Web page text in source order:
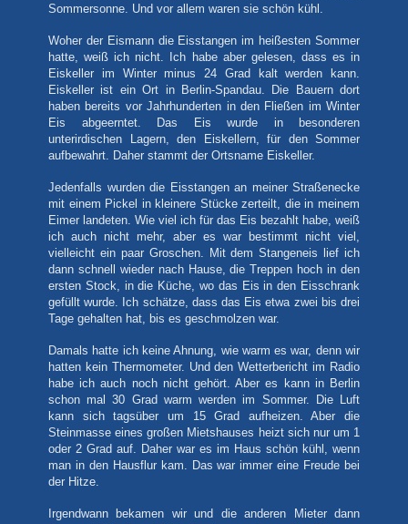
Sommersonne. Und vor allem waren sie schön kühl.
Woher der Eismann die Eisstangen im heißesten Sommer
hatte, weiß ich nicht. Ich habe aber gelesen, dass es in
Eiskeller im Winter minus 24 Grad kalt werden kann.
Eiskeller ist ein Ort in Berlin-Spandau. Die Bauern dort
haben bereits vor Jahrhunderten in den Fließen im Winter
Eis abgeerntet. Das Eis wurde in besonderen
unterirdischen Lagern, den Eiskellern, für den Sommer
aufbewahrt. Daher stammt der Ortsname Eiskeller.
Jedenfalls wurden die Eisstangen an meiner Straßenecke
mit einem Pickel in kleinere Stücke zerteilt, die in meinem
Eimer landeten. Wie viel ich für das Eis bezahlt habe, weiß
ich auch nicht mehr, aber es war bestimmt nicht viel,
vielleicht ein paar Groschen. Mit dem Stangeneis lief ich
dann schnell wieder nach Hause, die Treppen hoch in den
ersten Stock, in die Küche, wo das Eis in den Eisschrank
gefüllt wurde. Ich schätze, dass das Eis etwa zwei bis drei
Tage gehalten hat, bis es geschmolzen war.
Damals hatte ich keine Ahnung, wie warm es war, denn wir
hatten kein Thermometer. Und den Wetterbericht im Radio
habe ich auch noch nicht gehört. Aber es kann in Berlin
schon mal 30 Grad warm werden im Sommer. Die Luft
kann sich tagsüber um 15 Grad aufheizen. Aber die
Steinmasse eines großen Mietshauses heizt sich nur um 1
oder 2 Grad auf. Daher war es im Haus schön kühl, wenn
man in den Hausflur kam. Das war immer eine Freude bei
der Hitze.
Irgendwann bekamen wir und die anderen Mieter dann